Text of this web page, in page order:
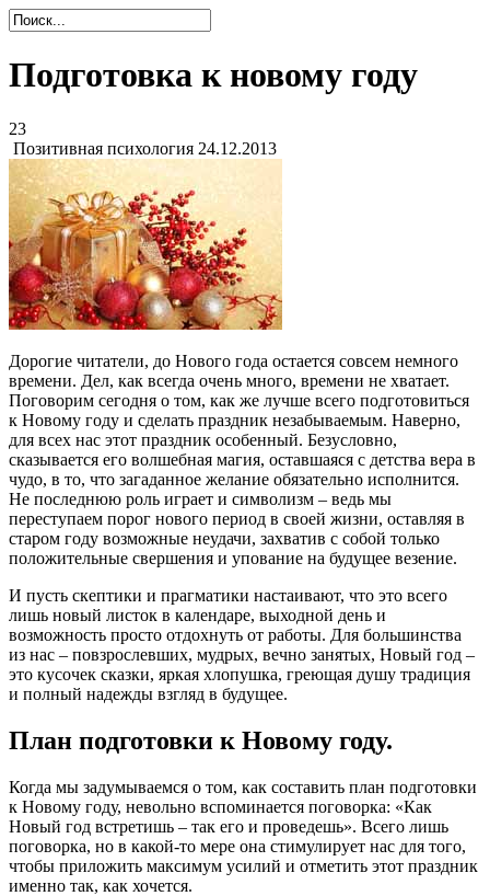
Подготовка к новому году
23
Позитивная психология 24.12.2013
Дорогие читатели, до Нового года остается совсем немного
времени. Дел, как всегда очень много, времени не хватает.
Поговорим сегодня о том, как же лучше всего подготовиться
к Новому году и сделать праздник незабываемым. Наверно,
для всех нас этот праздник особенный. Безусловно,
сказывается его волшебная магия, оставшаяся с детства вера в
чудо, в то, что загаданное желание обязательно исполнится.
Не последнюю роль играет и символизм – ведь мы
переступаем порог нового период в своей жизни, оставляя в
старом году возможные неудачи, захватив с собой только
положительные свершения и упование на будущее везение.
И пусть скептики и прагматики настаивают, что это всего
лишь новый листок в календаре, выходной день и
возможность просто отдохнуть от работы. Для большинства
из нас – повзрослевших, мудрых, вечно занятых, Новый год –
это кусочек сказки, яркая хлопушка, греющая душу традиция
и полный надежды взгляд в будущее.
План подготовки к Новому году.
Когда мы задумываемся о том, как составить план подготовки
к Новому году, невольно вспоминается поговорка: «Как
Новый год встретишь – так его и проведешь». Всего лишь
поговорка, но в какой-то мере она стимулирует нас для того,
чтобы приложить максимум усилий и отметить этот праздник
именно так, как хочется.